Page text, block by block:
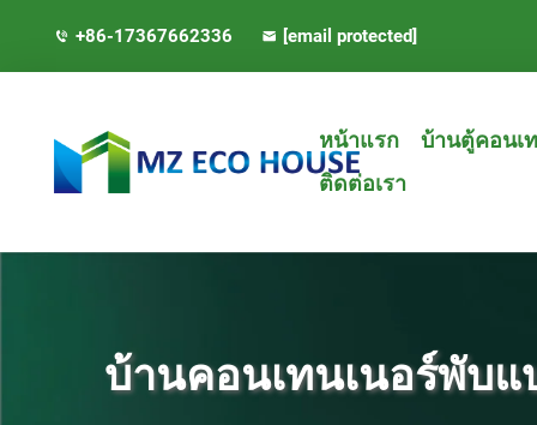
+86-17367662336 [email protected]
หน้าแรก
บ้านตู้คอนเ
ติดต่อเรา
บ้านคอนเทนเนอร์พับแ